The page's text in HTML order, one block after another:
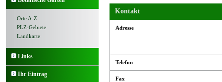
Orte A-Z
PLZ-Gebiete
Landkarte
Links
Ihr Eintrag
Kontakt
Adresse
Telefon
Fax